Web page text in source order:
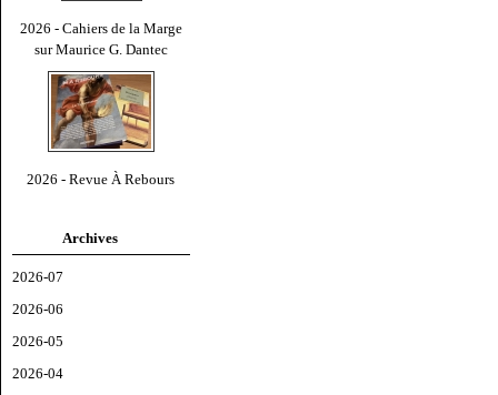
2026 - Cahiers de la Marge
sur Maurice G. Dantec
2026 - Revue À Rebours
Archives
2026-07
2026-06
2026-05
2026-04